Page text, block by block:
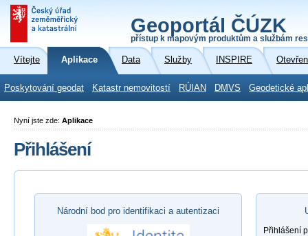
Geoportál ČÚZK
přístup k mapovým produktům a službám
Vítejte Aplikace Data Služby INSPIRE
Poskytování geodat Katastr nemovitostí RÚIAN DMVS Geodetické
Nyní jste zde: Aplikace
Přihlášení
Národní bod pro identifikaci a autentizaci
Přihlášení